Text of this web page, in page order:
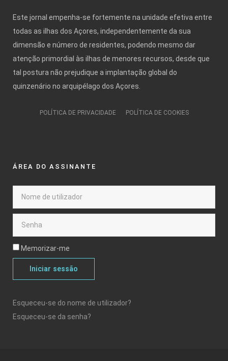
Este jornal empenha-se fortemente na unidade efetiva entre
todas as ilhas dos Açores, independentemente da sua
dimensão e número de residentes, podendo mesmo dar
atenção primordial às ilhas de menores recursos, desde que
tal postura não prejudique a implantação global do
quinzenário no arquipélago dos Açores.
POLÍTICA DE PRIVACIDADE POLÍTICA DE COOKIES
ÁREA DO ASSINANTE
Memorizar-me
Iniciar sessão
Esqueceu-se do nome de utilizador?
Esqueceu-se da senha?